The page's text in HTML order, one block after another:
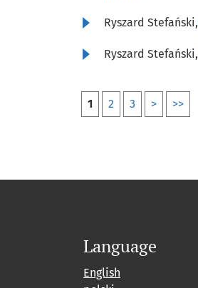
Ryszard Stefański,
Ryszard Stefański,
1 2 3 > >>
Language
English